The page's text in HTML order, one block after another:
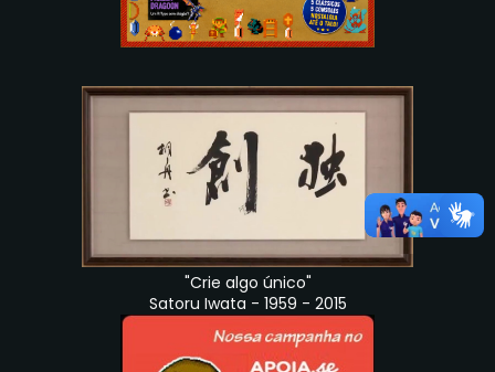
"Crie algo único"
Satoru Iwata - 1959 - 2015